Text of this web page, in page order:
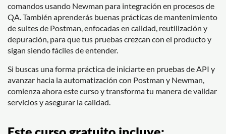
comandos usando Newman para integración en procesos de
QA. También aprenderás buenas prácticas de mantenimiento
de suites de Postman, enfocadas en calidad, reutilización y
depuración, para que tus pruebas crezcan con el producto y
sigan siendo fáciles de entender.
Si buscas una forma práctica de iniciarte en pruebas de API y
avanzar hacia la automatización con Postman y Newman,
comienza ahora este curso y transforma tu manera de validar
servicios y asegurar la calidad.